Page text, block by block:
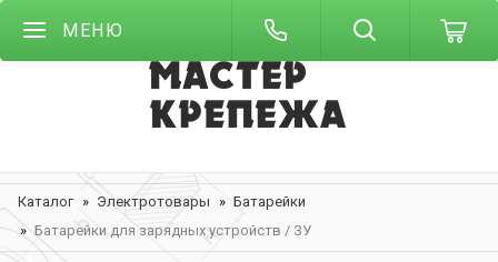
МЕНЮ
Каталог Электротовары
Батарейки
Батарейки для зарядных устройств / ЗУ